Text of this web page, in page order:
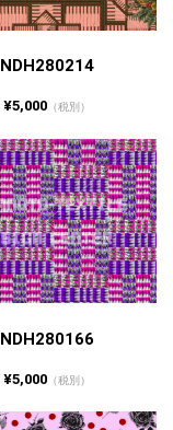
NDH280214
¥5,000（税別）
NDH280166
¥5,000（税別）